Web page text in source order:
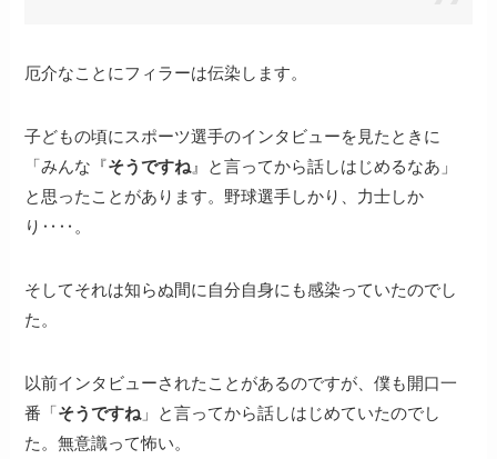
厄介なことにフィラーは伝染します。
子どもの頃にスポーツ選手のインタビューを見たときに
「みんな『そうですね 』と言ってから話しはじめるなあ」
と思ったことがあります。野球選手しかり、力士しか
り‥‥。
そしてそれは知らぬ間に自分自身にも感染っていたのでし
た。
以前インタビューされたことがあるのですが、僕も開口一
番「そうですね 」と言ってから話しはじめていたのでし
た。無意識って怖い。